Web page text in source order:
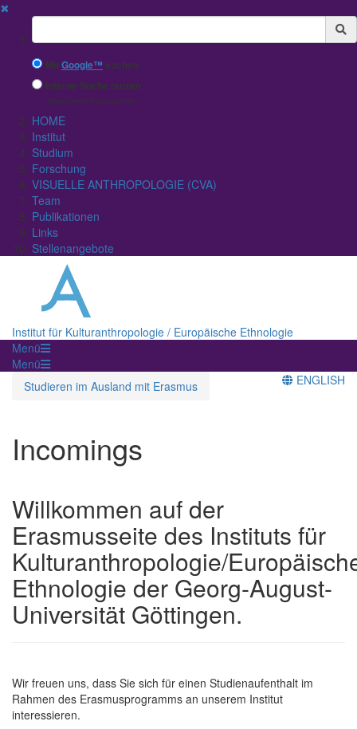
✖
Suchbegriff
MitGoogle™ suchen
Interne Suche nutzen
(eingeschränkte Ergebnisqualität)
HOME
Institut
Studium
Forschung
VISUELLE ANTHROPOLOGIE (CVA)
Team
Publikationen
Links
Stellenangebote
Institut für Kulturanthropologie / Europäische Ethnologie
Menü
Menü
Studieren im Ausland mit Erasmus
ENGLISH
Incomings
Willkommen auf der
Erasmusseite des Instituts für
Kulturanthropologie/
Ethnologie der Georg-August-
Universität Göttingen.
Wir freuen uns, dass Sie sich für einen Studienaufenthalt im
Rahmen des Erasmusprogramms an unserem Institut
interessieren.